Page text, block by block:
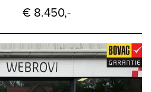
€ 8.450,-